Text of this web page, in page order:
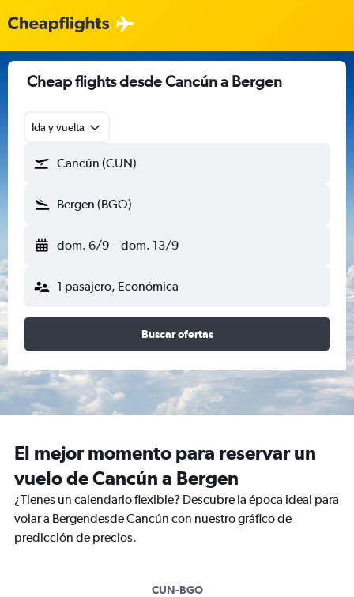
Cheap flights desde Cancún a Bergen
Ida y vuelta
Cancún (CUN)
Bergen (BGO)
dom. 6/9 - dom. 13/9
1 pasajero, Económica
Buscar ofertas
El mejor momento para reservar un
vuelo de Cancún a Bergen
¿Tienes un calendario flexible? Descubre la época ideal para
volar a Bergendesde Cancún con nuestro gráfico de
predicción de precios.
CUN-BGO